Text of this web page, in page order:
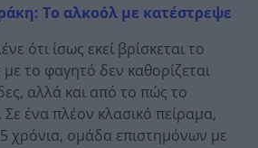
Το αλκοόλ με κατέστρεψε
ότι ίσως εκεί βρίσκεται το
το φαγητό δεν καθορίζεται
αλλά και από το πώς το
ένα πλέον κλασικό πείραμα,
χρόνια, ομάδα επιστημόνων με